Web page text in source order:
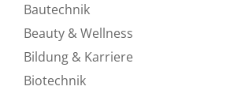
Bautechnik
Beauty & Wellness
Bildung & Karriere
Biotechnik